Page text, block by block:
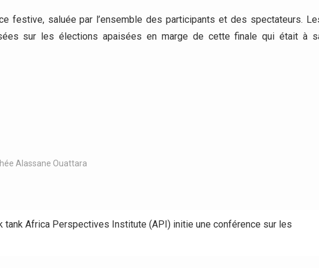
festive, saluée par l’ensemble des participants et des spectateurs.
sur les élections apaisées en marge de cette finale qui était à
Alassane Ouattara
tank Africa Perspectives Institute (API) initie une conférence sur les